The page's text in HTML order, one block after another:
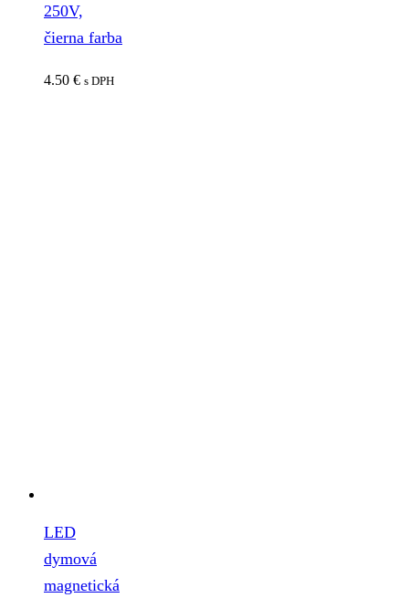
250V,
čierna farba
4.50 € s DPH
LED
dymová
magnetická